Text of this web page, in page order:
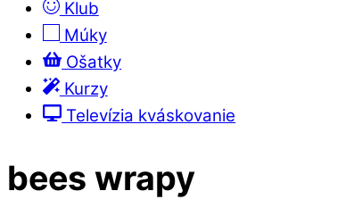
Klub
Múky
Ošatky
Kurzy
Televízia kváskovanie
bees wrapy